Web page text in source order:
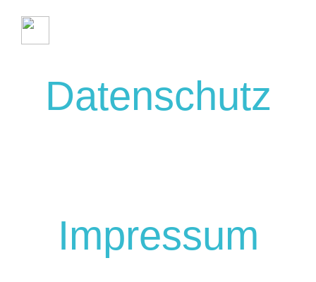
Datenschutz
Impressum